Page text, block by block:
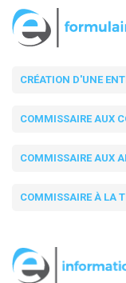
CRÉATION D'UNE
COMMISSAIRE AUX
COMMISSAIRE AUX
COMMISSAIRE À LA